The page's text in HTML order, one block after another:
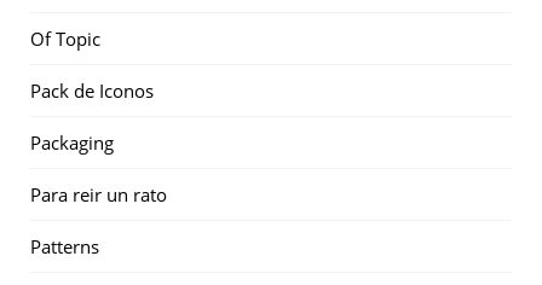
Of Topic
Pack de Iconos
Packaging
Para reir un rato
Patterns